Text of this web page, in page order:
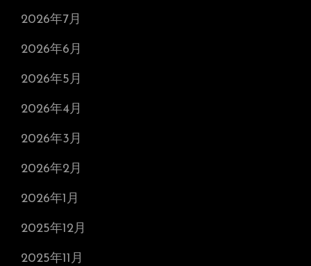
2026年7月
2026年6月
2026年5月
2026年4月
2026年3月
2026年2月
2026年1月
2025年12月
2025年11月